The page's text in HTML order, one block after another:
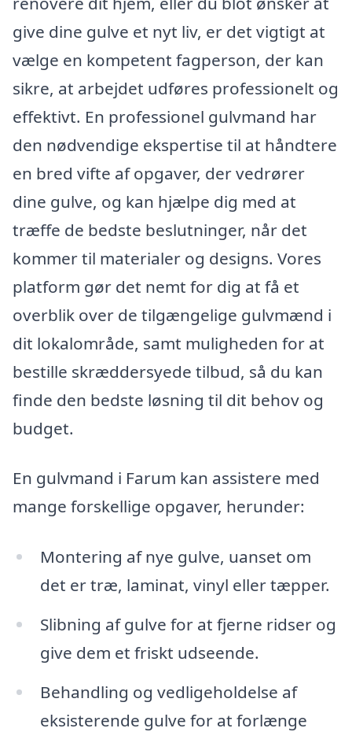
give dine gulve et nyt liv, er det vigtigt at
vælge en kompetent fagperson, der kan
sikre, at arbejdet udføres professionelt og
effektivt. En professionel gulvmand har
den nødvendige ekspertise til at håndtere
en bred vifte af opgaver, der vedrører
dine gulve, og kan hjælpe dig med at
træffe de bedste beslutninger, når det
kommer til materialer og designs. Vores
platform gør det nemt for dig at få et
overblik over de tilgængelige gulvmænd i
dit lokalområde, samt muligheden for at
bestille skræddersyede tilbud, så du kan
finde den bedste løsning til dit behov og
budget.
En gulvmand i Farum kan assistere med
mange forskellige opgaver, herunder:
Montering af nye gulve, uanset om
det er træ, laminat, vinyl eller tæpper.
Slibning af gulve for at fjerne ridser og
give dem et friskt udseende.
Behandling og vedligeholdelse af
eksisterende gulve for at forlænge